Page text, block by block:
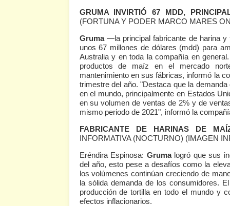
GRUMA INVIRTIÓ 67 MDD,
(FORTUNA Y PODER MARCO MARES
Gruma—la principal fabricante de harina
unos 67 millones de dólares (mdd) para
Australia y en toda la compañía en
productos de maíz en el mercado
mantenimiento en sus fábricas, informó la
trimestre del año. "Destaca que la
en el mundo, principalmente en Estados
en su volumen de ventas de 2% y de
mismo periodo de 2021", informó la
FABRICANTE DE HARINAS DE
INFORMATIVA (NOCTURNO) (IMAGEN
Eréndira Espinosa: Grumalogró que sus
del año, esto pese a desafíos como la
los volúmenes continúan creciendo de
la sólida demanda de los consumidores.
producción de tortilla en todo el mundo y
efectos inflacionarios.